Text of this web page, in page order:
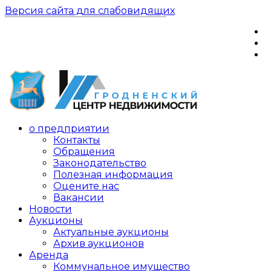
Версия сайта для слабовидящих
о предприятии
Контакты
Обращения
Законодательство
Полезная информация
Оцените нас
Вакансии
Новости
Аукционы
Актуальные аукционы
Архив аукционов
Аренда
Коммунальное имущество